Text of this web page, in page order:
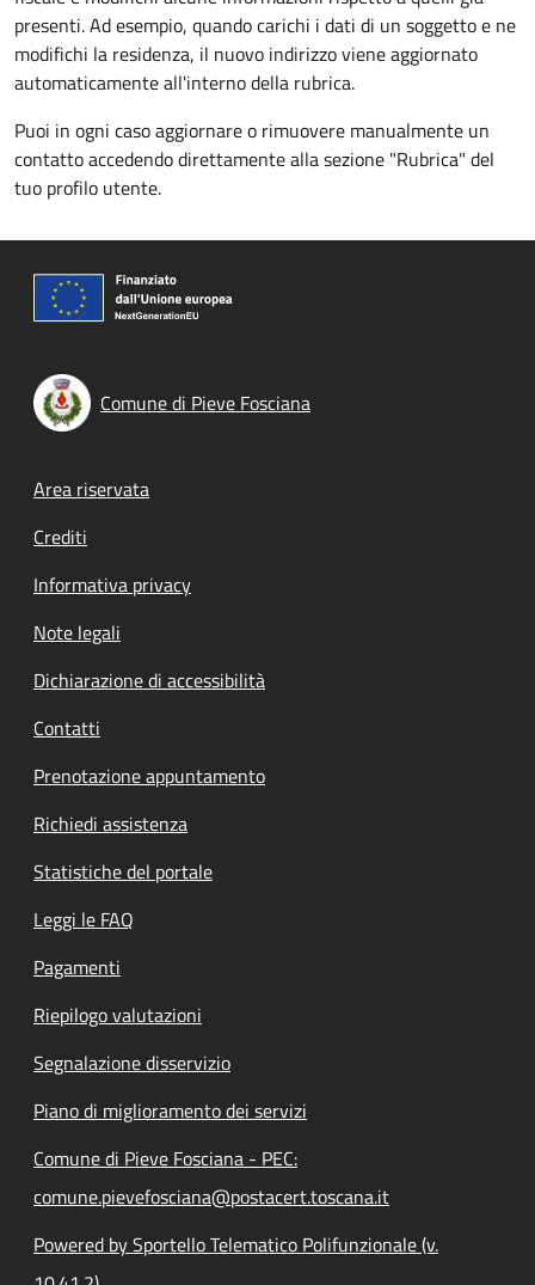
presenti. Ad esempio, quando carichi i dati di un soggetto e ne
modifichi la residenza, il nuovo indirizzo viene aggiornato
automaticamente all'interno della rubrica.
Puoi in ogni caso aggiornare o rimuovere manualmente un
contatto accedendo direttamente alla sezione "Rubrica" del
tuo profilo utente.
Comune di Pieve Fosciana
Footer menu
Area riservata
Crediti
Informativa privacy
Note legali
Dichiarazione di accessibilità
Contatti
Prenotazione appuntamento
Richiedi assistenza
Statistiche del portale
Leggi le FAQ
Pagamenti
Riepilogo valutazioni
Segnalazione disservizio
Piano di miglioramento dei servizi
Comune di Pieve Fosciana - PEC:
comune.pievefosciana@postacert.toscana.it
Powered by Sportello Telematico Polifunzionale (v.